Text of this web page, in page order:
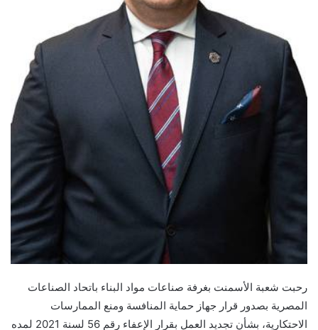
رحبت شعبة الأسمنت بغرفة صناعات مواد البناء باتحاد الصناعات
المصرية بصدور قرار جهاز حماية المنافسة ومنع الممارسات
الاحتكارية، بشأن تجديد العمل بقرار الإعفاء رقم 56 لسنة 2021 لمده